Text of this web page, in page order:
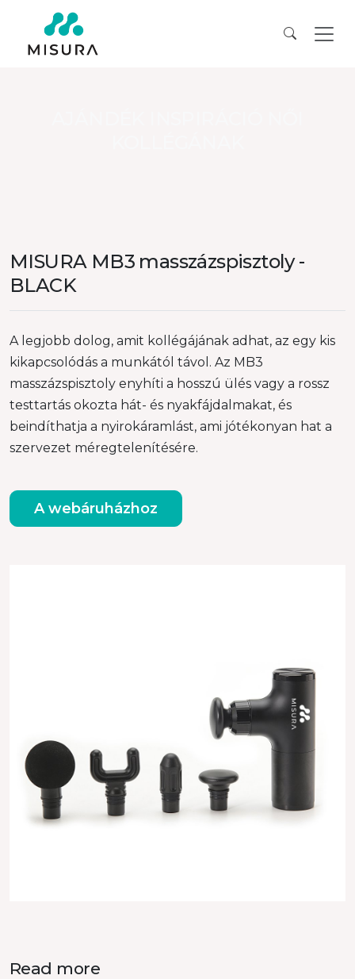
MISURA MB3 masszázspisztoly -
BLACK
A legjobb dolog, amit kollégájának adhat, az egy kis
kikapcsolódás a munkától távol. Az MB3
masszázspisztoly enyhíti a hosszú ülés vagy a rossz
testtartás okozta hát- és nyakfájdalmakat, és
beindíthatja a nyirokáramlást, ami jótékonyan hat a
szervezet méregtelenítésére.
A webáruházhoz
Read more